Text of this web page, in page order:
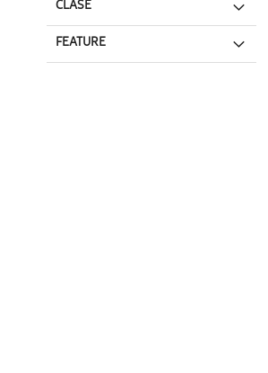
CLASE
FEATURE